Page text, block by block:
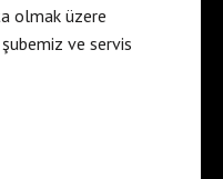
olmak üzere
ve servis